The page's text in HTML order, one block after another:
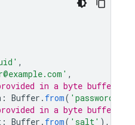
,
,
in a byte buffer.
: Buffer . from( 'password-
in a byte buffer.
: Buffer . from( 'salt' ),